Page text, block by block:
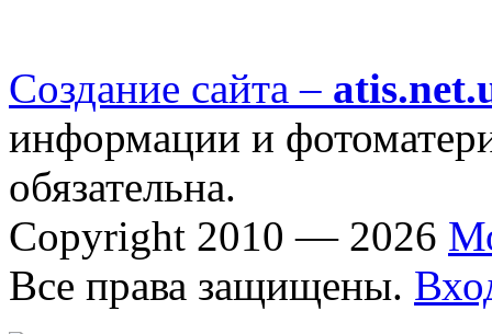
Создание сайта –
информации и
обязательна.
Copyright 2010 — 2026
Все права защищены.